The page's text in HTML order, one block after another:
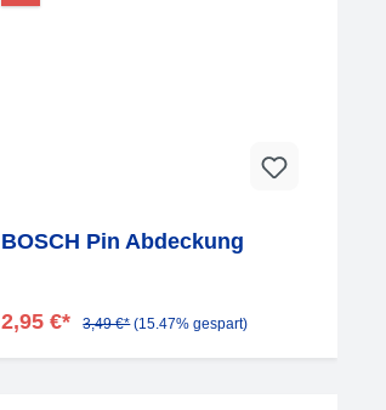
BOSCH Pin Abdeckung
2,95 €* 3,49 €* (15.47% gespart)